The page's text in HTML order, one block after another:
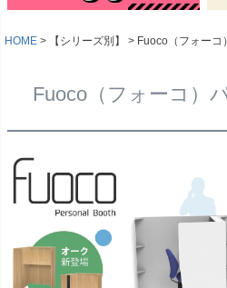
HOME 【シリーズ別】 Fuoco（フォーコ
Fuoco（フォーコ）